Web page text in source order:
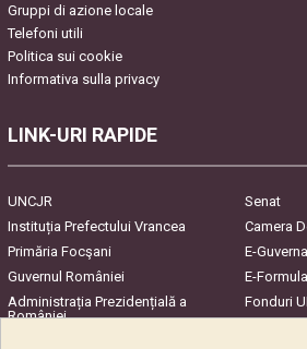
Gruppi di azione locale
Telefoni utili
Politica sui cookie
Informativa sulla privacy
LINK-URI RAPIDE
UNCJR
Senat
Instituția Prefectului Vrancea
Camera
Primăria Focşani
E-
Guvernul României
E-
Administrația Prezidențială a
României
Fonduri